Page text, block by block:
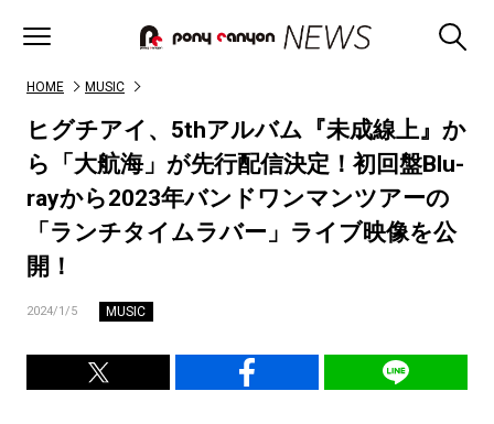
HOME MUSIC
ヒグチアイ、5thアルバム『未成線上』か
ら「大航海」が先行配信決定！初回盤Blu-
rayから2023年バンドワンマンツアーの
「ランチタイムラバー」ライブ映像を公
開！
2024/1/5 MUSIC